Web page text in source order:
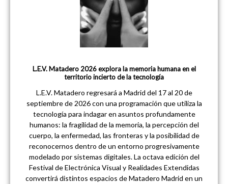
L.E.V. Matadero 2026 explora la memoria humana en el
territorio incierto de la tecnología
L.E.V. Matadero regresará a Madrid del 17 al 20 de
septiembre de 2026 con una programación que utiliza la
tecnología para indagar en asuntos profundamente
humanos: la fragilidad de la memoria, la percepción del
cuerpo, la enfermedad, las fronteras y la posibilidad de
reconocernos dentro de un entorno progresivamente
modelado por sistemas digitales. La octava edición del
Festival de Electrónica Visual y Realidades Extendidas
convertirá distintos espacios de Matadero Madrid en un